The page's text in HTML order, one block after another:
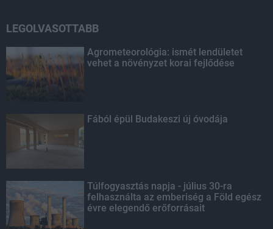
LEGOLVASOTTABB
Agrometeorológia: ismét lendületet
vehet a növényzet korai fejlődése
Fából épül Budakeszi új óvodája
Túlfogyasztás napja - július 30-ra
felhasználta az emberiség a Föld egész
évre elegendő erőforrásait